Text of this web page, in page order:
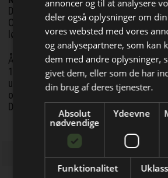
Bliv opdateret
Få de vigtigste
direkte i din
Dansk Liftmesse 2026 finder sted den
Odense Havn og er åben for fagfolk
løfteudstyr.
Åbningstiderne er torsdag kl.
10.00–14.00. Med udsolgte stande og
udstillere er der lagt op til to dage, hvor
og hvor fremtidens løsninger for alvor
Der er gratis adgang, og billetter kan
annoncer og til at analysere
deler også oplysninger om
vores websted med vores
og analysepartnere, som kan
dem med andre oplysninger,
givet dem, eller som de har
din brug af deres tjenester.
Absolut
nødvendige
Ydeevne
Funktionalitet